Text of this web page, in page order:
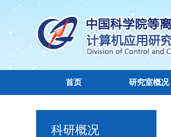
首页 研究室概况
科研概况